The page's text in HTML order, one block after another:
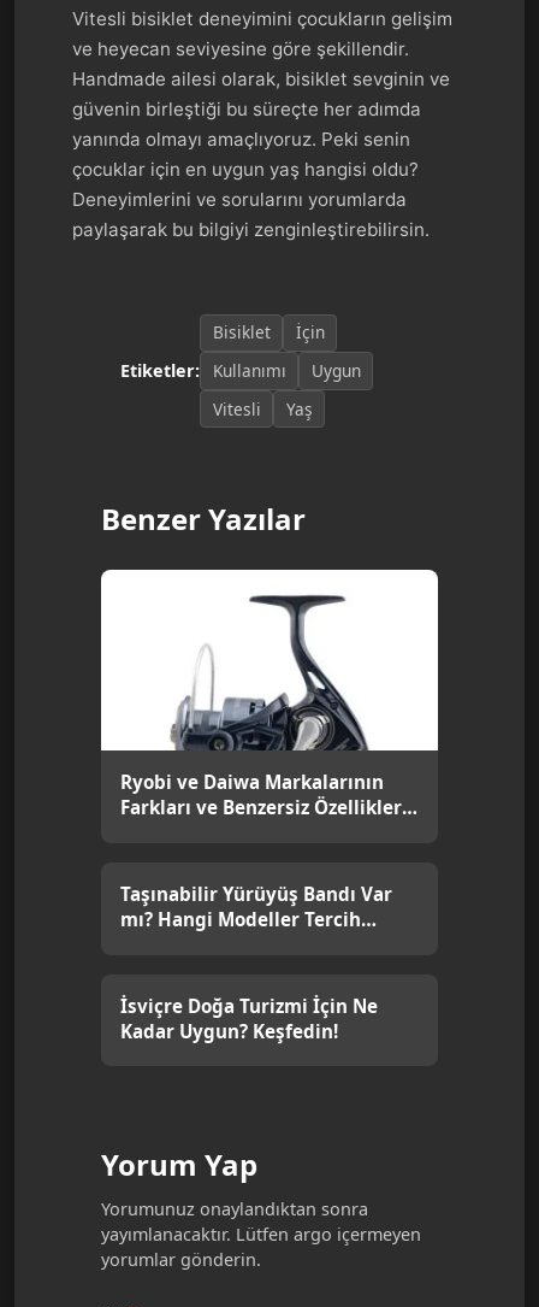
Vitesli bisiklet deneyimini çocukların gelişim
ve heyecan seviyesine göre şekillendir.
Handmade ailesi olarak, bisiklet sevginin ve
güvenin birleştiği bu süreçte her adımda
yanında olmayı amaçlıyoruz. Peki senin
çocuklar için en uygun yaş hangisi oldu?
Deneyimlerini ve sorularını yorumlarda
paylaşarak bu bilgiyi zenginleştirebilirsin.
Etiketler:
Bisiklet
İçin
Kullanımı
Uygun
Vitesli
Yaş
Benzer Yazılar
Ryobi ve Daiwa Markalarının
Farkları ve Benzersiz Özellikleri
Taşınabilir Yürüyüş Bandı Var
mı? Hangi Modeller Tercih
İsviçre Doğa Turizmi İçin Ne
Kadar Uygun? Keşfedin!
Yorum Yap
Yorumunuz onaylandıktan sonra
yayımlanacaktır. Lütfen argo içermeyen
yorumlar gönderin.